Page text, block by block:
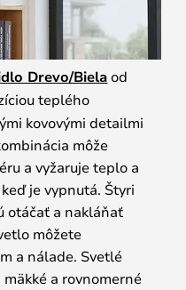
Drevo/Bielaod
teplého
kovovými detailmi
môže
a vyžaruje teplo a
je vypnutá. Štyri
otáčať a nakláňať
môžete
a nálade. Svetlé
a rovnomerné